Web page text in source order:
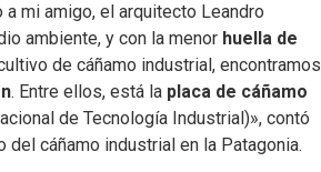
mi amigo, el arquitecto Leandro
ambiente, y con la menor huella de
de cáñamo industrial, encontramos
. Entre ellos, está la placa de cáñamo
de Tecnología Industrial)», contó
del cáñamo industrial en la Patagonia.